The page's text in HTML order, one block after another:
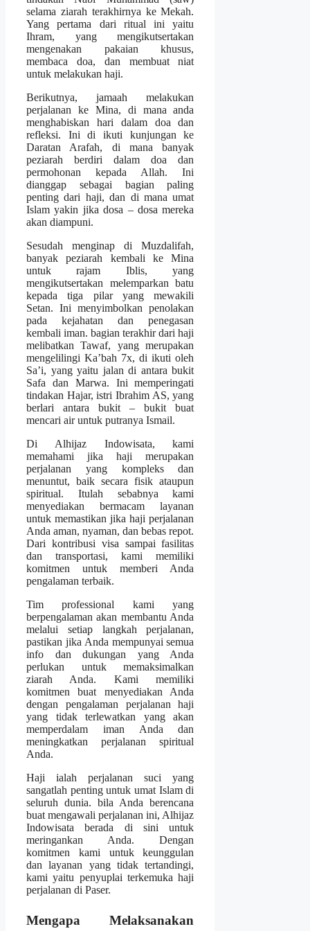
selama ziarah terakhirnya ke Mekah.
Yang pertama dari ritual ini yaitu
Ihram, yang mengikutsertakan
mengenakan pakaian khusus,
membaca doa, dan membuat niat
untuk melakukan haji.
Berikutnya, jamaah melakukan
perjalanan ke Mina, di mana anda
menghabiskan hari dalam doa dan
refleksi. Ini di ikuti kunjungan ke
Daratan Arafah, di mana banyak
peziarah berdiri dalam doa dan
permohonan kepada Allah. Ini
dianggap sebagai bagian paling
penting dari haji, dan di mana umat
Islam yakin jika dosa – dosa mereka
akan diampuni.
Sesudah menginap di Muzdalifah,
banyak peziarah kembali ke Mina
untuk rajam Iblis, yang
mengikutsertakan melemparkan batu
kepada tiga pilar yang mewakili
Setan. Ini menyimbolkan penolakan
pada kejahatan dan penegasan
kembali iman. bagian terakhir dari haji
melibatkan Tawaf, yang merupakan
mengelilingi Ka’bah 7x, di ikuti oleh
Sa’i, yang yaitu jalan di antara bukit
Safa dan Marwa. Ini memperingati
tindakan Hajar, istri Ibrahim AS, yang
berlari antara bukit – bukit buat
mencari air untuk putranya Ismail.
Di Alhijaz Indowisata, kami
memahami jika haji merupakan
perjalanan yang kompleks dan
menuntut, baik secara fisik ataupun
spiritual. Itulah sebabnya kami
menyediakan bermacam layanan
untuk memastikan jika haji perjalanan
Anda aman, nyaman, dan bebas repot.
Dari kontribusi visa sampai fasilitas
dan transportasi, kami memiliki
komitmen untuk memberi Anda
pengalaman terbaik.
Tim professional kami yang
berpengalaman akan membantu Anda
melalui setiap langkah perjalanan,
pastikan jika Anda mempunyai semua
info dan dukungan yang Anda
perlukan untuk memaksimalkan
ziarah Anda. Kami memiliki
komitmen buat menyediakan Anda
dengan pengalaman perjalanan haji
yang tidak terlewatkan yang akan
memperdalam iman Anda dan
meningkatkan perjalanan spiritual
Anda.
Haji ialah perjalanan suci yang
sangatlah penting untuk umat Islam di
seluruh dunia. bila Anda berencana
buat mengawali perjalanan ini, Alhijaz
Indowisata berada di sini untuk
meringankan Anda. Dengan
komitmen kami untuk keunggulan
dan layanan yang tidak tertandingi,
kami yaitu penyuplai terkemuka haji
perjalanan di Paser.
Mengapa Melaksanakan